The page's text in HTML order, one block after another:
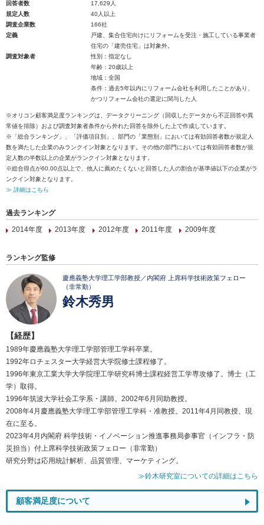
回答者数
17,629人
規定人数
40人以上
調査企業数
166社
定義
戸建、集合住宅向けにリフォームを受注・施工している事業者
住宅の「建売住宅」は対象外。
調査対象者
性別：指定なし
年齢：20歳以上
地域：全国
条件：過去5年以内にリフォーム会社を利用したことがあり、
かつリフォーム会社の選定に関与した人
※オリコン顧客満足度ランキングは、データクリーニング（回収したデータから不正回答や異
常値を排除）および調査対象者条件から外れた回答を除外した上で作成しています。
※「総合ランキング」、「評価項目別」、部門の「業態別」においては有効回答者数が規定人
数を満たした企業のみランクイン対象となります。その他の部門においては有効回答者数が規
定人数の半数以上の企業がランクイン対象となります。
※総合得点が60.00点以上で、他人に薦めたくないと回答した人の割合が基準値以下の企業がラ
ンクイン対象となります。
≫ 詳細はこちら
過去ランキング
2014年度
2013年度 2012年度 2011年度 2009年度
ランキング監修
慶應義塾大学理工学部教授／内閣府 上席科学技術政策フェロー
（非常勤）
鈴木秀男
【経歴】
1989年慶應義塾大学理工学部管理工学科卒業。
1992年ロチェスター大学経営大学院修士課程修了。
1996年東京工業大学大学院理工学研究科博士課程経営工学専攻修了。博士（工
学）取得。
1996年筑波大学社会工学系・講師。2002年6月同助教授。
2008年4月慶應義塾大学理工学部管理工学科・准教授。2011年4月同教授、現
在に至る。
2023年4月内閣府 科学技術・イノベーション推進事務局参事官（インフラ・防
災担当）付上席科学技術政策フェロー（非常勤）
研究分野は応用統計解析、品質管理、マーケティング。
≫鈴木研究室についての詳細はこちら
顧客満足度について